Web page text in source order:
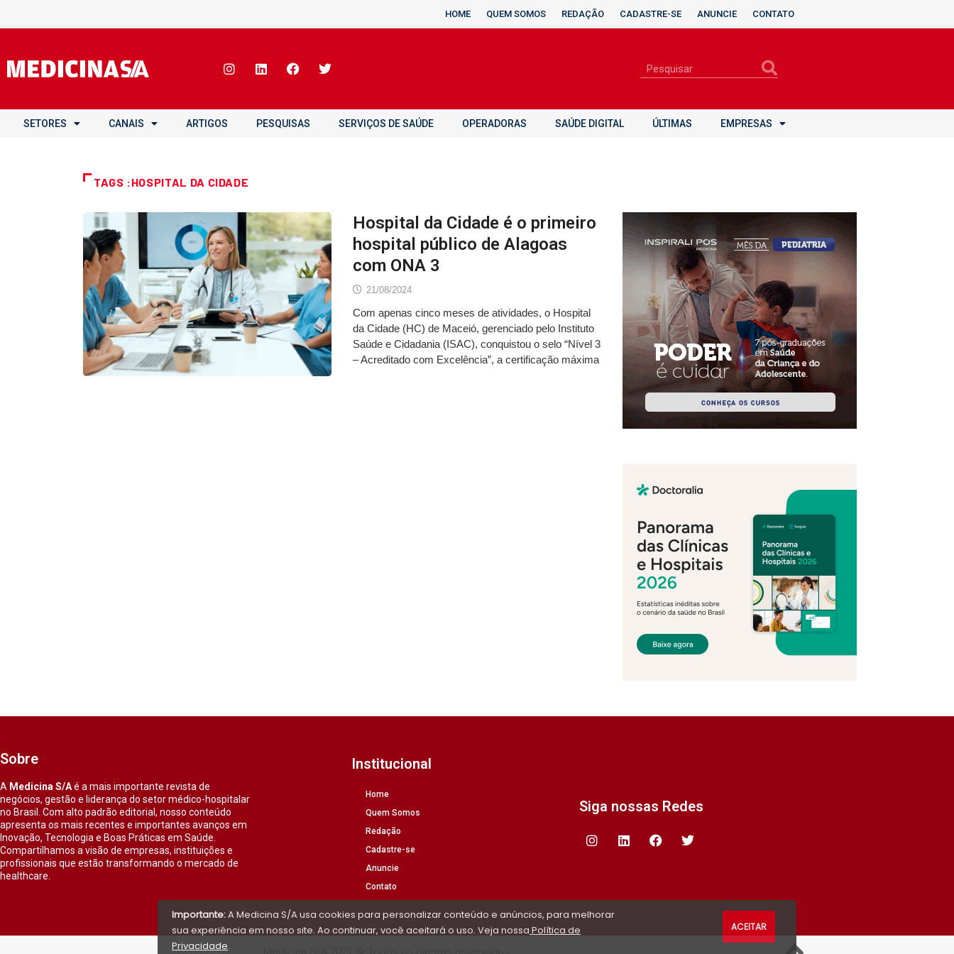
HOME QUEM SOMOS REDAÇÃO CADASTRE-SE ANUNCIE CONTATO
SETORES CANAIS ARTIGOS PESQUISAS SERVIÇOS DE SAÚDE OPERADORAS SAÚDE DIGITAL ÚLTIMAS EMPRESAS
TAGS :HOSPITAL DA CIDADE
Hospital da Cidade é o primeiro
hospital público de Alagoas
com ONA 3
21/08/2024
Com apenas cinco meses de atividades, o Hospital
da Cidade (HC) de Maceió, gerenciado pelo Instituto
Saúde e Cidadania (ISAC), conquistou o selo “Nível 3
– Acreditado com Excelência”, a certificação máxima
Sobre
A Medicina S/Aé a mais importante revista de
negócios, gestão e liderança do setor médico-hospitalar
no Brasil. Com alto padrão editorial, nosso conteúdo
apresenta os mais recentes e importantes avanços em
Inovação, Tecnologia e Boas Práticas em Saúde.
Compartilhamos a visão de empresas, instituições e
profissionais que estão transformando o mercado de
healthcare.
Institucional
Home
Quem Somos
Redação
Cadastre-se
Anuncie
Contato
Siga nossas Redes
Importante:A Medicina S/A usa cookies para personalizar conteúdo e anúncios, para melhorar
sua experiência em nosso site. Ao continuar, você aceitará o uso. Veja nossa Política de
Privacidade.
ACEITAR